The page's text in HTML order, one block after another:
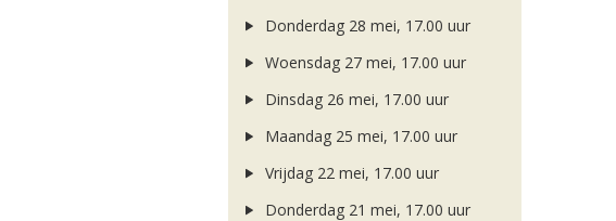
Donderdag 28 mei, 17.00 uur
Woensdag 27 mei, 17.00 uur
Dinsdag 26 mei, 17.00 uur
Maandag 25 mei, 17.00 uur
Vrijdag 22 mei, 17.00 uur
Donderdag 21 mei, 17.00 uur